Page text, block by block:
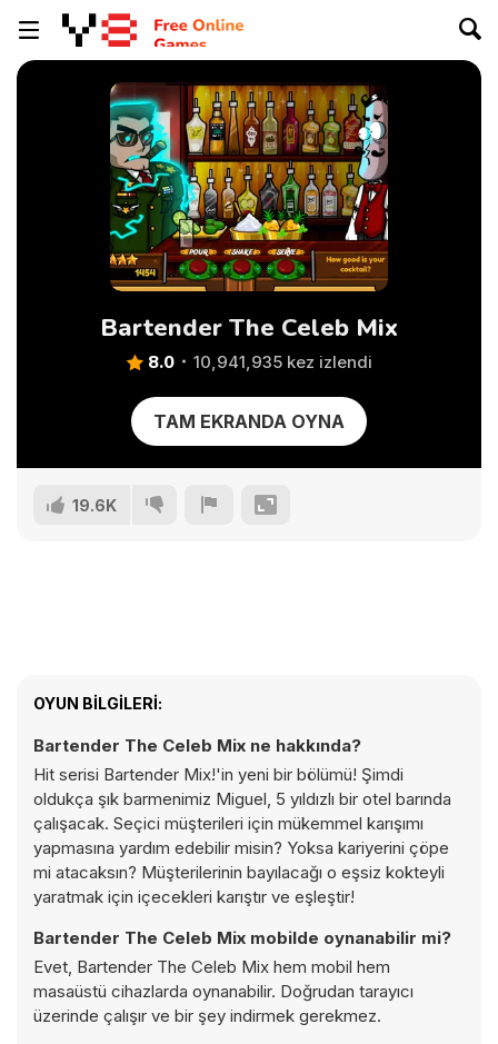
Bartender The Celeb Mix
8.0 10,941,935 kez izlendi
TAM EKRANDA OYNA
19.6K
OYUN BILGILERI:
Bartender The Celeb Mix ne hakkında?
Hit serisi Bartender Mix!'in yeni bir bölümü! Şimdi
oldukça şık barmenimiz Miguel, 5 yıldızlı bir otel barında
çalışacak. Seçici müşterileri için mükemmel karışımı
yapmasına yardım edebilir misin? Yoksa kariyerini çöpe
mi atacaksın? Müşterilerinin bayılacağı o eşsiz kokteyli
yaratmak için içecekleri karıştır ve eşleştir!
Bartender The Celeb Mix mobilde oynanabilir mi?
Evet, Bartender The Celeb Mix hem mobil hem
masaüstü cihazlarda oynanabilir. Doğrudan tarayıcı
üzerinde çalışır ve bir şey indirmek gerekmez.